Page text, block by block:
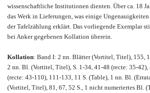
wissenschaftliche Institutionen dienten. Über ca. 18
das Werk in Lieferungen, was einige
der Tafelzählung erklärt. Das vorliegende Exemplar
bei Anker gegebenen Kollation überein.
Kollation: Band I: 2 nn. Blätter (Vortitel, Titel), 155,
2 nn. Bl. (Vortitel, Titel), S. 1-34, 41-48 (recte: 35-
(recte: 43-110), 111-133, 11 S. (Table), 1 nn. Bl.
(Vortitel, Titel), 81, 67, 52 S., 1 nicht numeriertes Bl.